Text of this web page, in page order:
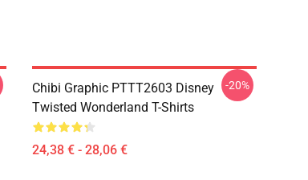
Chibi Graphic PTTT2603 Disney
Twisted Wonderland T-Shirts
24,38 € - 28,06 €
-20%